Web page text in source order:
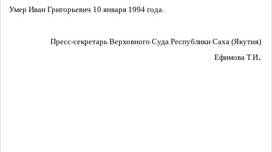
Умер Иван Григорьевич 10 января 1994 года.
Пресс-секретарь Верховного Суда Республики Саха (Якутия)
Ефимова Т.И.